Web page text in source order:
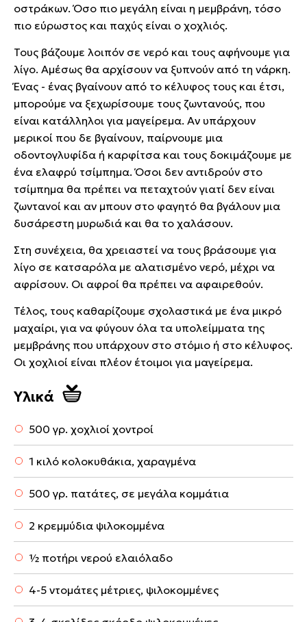
οστράκων. Όσο πιο μεγάλη είναι η μεμβράνη, τόσο
πιο εύρωστος και παχύς είναι ο χοχλιός.
Τους βάζουμε λοιπόν σε νερό και τους αφήνουμε για
λίγο. Αμέσως θα αρχίσουν να ξυπνούν από τη νάρκη.
Ένας - ένας βγαίνουν από το κέλυφος τους και έτσι,
μπορούμε να ξεχωρίσουμε τους ζωντανούς, που
είναι κατάλληλοι για μαγείρεμα. Αν υπάρχουν
μερικοί που δε βγαίνουν, παίρνουμε μια
οδοντογλυφίδα ή καρφίτσα και τους δοκιμάζουμε με
ένα ελαφρύ τσίμπημα. Όσοι δεν αντιδρούν στο
τσίμπημα θα πρέπει να πεταχτούν γιατί δεν είναι
ζωντανοί και αν μπουν στο φαγητό θα βγάλουν μια
δυσάρεστη μυρωδιά και θα το χαλάσουν.
Στη συνέχεια, θα χρειαστεί να τους βράσουμε για
λίγο σε κατσαρόλα με αλατισμένο νερό, μέχρι να
αφρίσουν. Οι αφροί θα πρέπει να αφαιρεθούν.
Τέλος, τους καθαρίζουμε σχολαστικά με ένα μικρό
μαχαίρι, για να φύγουν όλα τα υπολείμματα της
μεμβράνης που υπάρχουν στο στόμιο ή στο κέλυφος.
Οι χοχλιοί είναι πλέον έτοιμοι για μαγείρεμα.
Υλικά
500 γρ. χοχλιοί χοντροί
1 κιλό κολοκυθάκια, χαραγμένα
500 γρ. πατάτες, σε μεγάλα κομμάτια
2 κρεμμύδια ψιλοκομμένα
½ ποτήρι νερού ελαιόλαδο
4-5 ντομάτες μέτριες, ψιλοκομμένες